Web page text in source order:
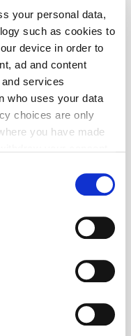
your personal data,
such as cookies to
device in order to
ad and content
services
who uses your data
choices are only
you have made
location
scanning it for
data is processed
| Juli 2025
der HWK ist